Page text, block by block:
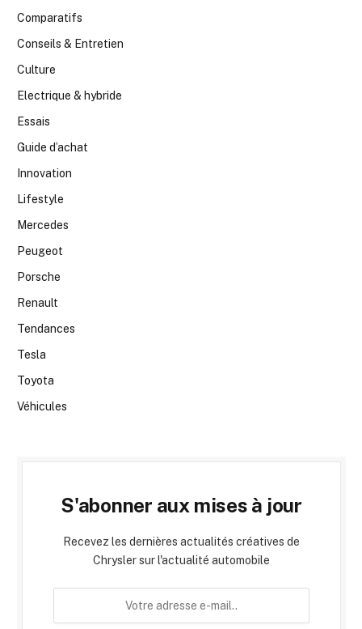
Comparatifs
Conseils & Entretien
Culture
Electrique & hybride
Essais
Guide d’achat
Innovation
Lifestyle
Mercedes
Peugeot
Porsche
Renault
Tendances
Tesla
Toyota
Véhicules
S'abonner aux mises à jour
Recevez les dernières actualités créatives de
Chrysler sur l'actualité automobile